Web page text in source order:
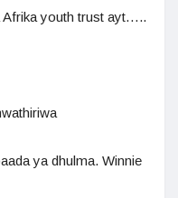
Afrika youth trust ayt…..
ya dhulma. Winnie